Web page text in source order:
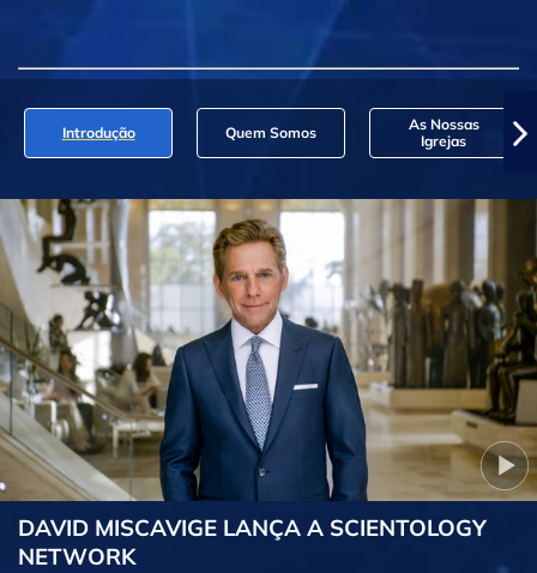
Introdução Quem Somos
As Nossas
Igrejas
DAVID MISCAVIGE LANÇA A SCIENTOLOGY
NETWORK